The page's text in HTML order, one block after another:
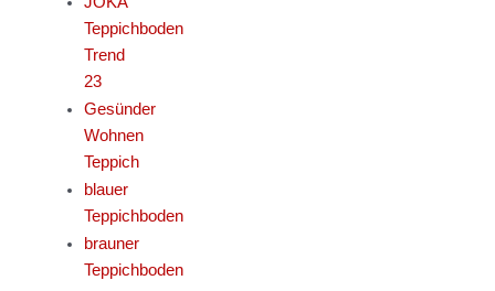
Teppichboden
Trend
23
Gesünder
Wohnen
Teppich
blauer
Teppichboden
brauner
Teppichboden